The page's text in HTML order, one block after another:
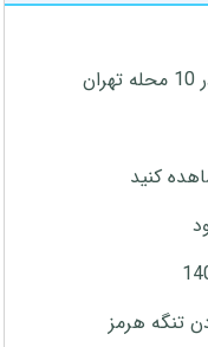
کنید
تنگه هرمز